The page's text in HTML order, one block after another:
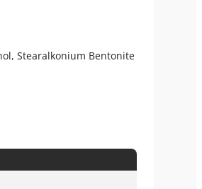
Stearalkonium Bentonite